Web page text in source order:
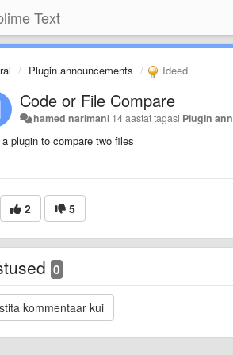
Text
Plugin announcements Ideed
Code or File Compare
hamed narimani 14 aastat tagasi Plugin
a plugin to compare two files
2 5
0